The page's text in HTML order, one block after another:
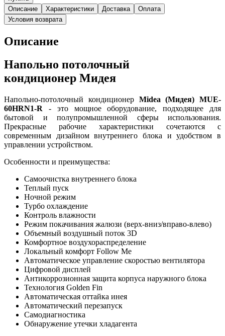
Описание
Характеристики Доставка
Оплата
Условия возврата
Описание
Напольно потолочный
кондиционер Мидея
Напольно-потолочный кондиционер Midea (Мидея) MUE-
60HRN1-R - это мощное оборудование, подходящее для
бытовой и полупромышленной сферы использования.
Прекрасные рабочие характеристики сочетаются с
современным дизайном внутреннего блока и удобством в
управлении устройством.
Особенности и преимущества:
Самоочистка внутреннего блока
Теплый пуск
Ночной режим
Турбо охлаждение
Контроль влажности
Режим покачивания жалюзи (верх-вниз/вправо-влево)
Объемный воздушный поток 3D
Комфортное воздухораспределение
Локальный комфорт Follow Me
Автоматическое управление скоростью вентилятора
Цифровой дисплей
Антикоррозионная защита корпуса наружного блока
Технология Golden Fin
Автоматическая оттайка инея
Автоматический перезапуск
Самодиагностика
Обнаружение утечки хладагента